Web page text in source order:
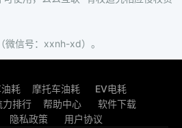
信号：xxnh-xd）。
耗 摩托车油耗
EV电耗
力排行 帮助中心
软件下载
隐私政策 用户协议